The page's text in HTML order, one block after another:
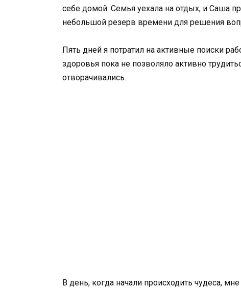
себе домой. Семья уехала на отдых, и Саша
небольшой резерв времени для решения
Пять дней я потратил на активные поиски
здоровья пока не позволяло активно
отворачивались.
В день, когда начали происходить чудеса,